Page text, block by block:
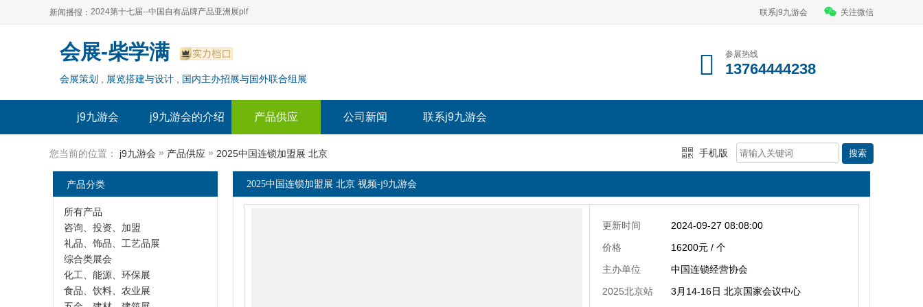
新闻播报：
2024上海自有品牌展--百货展|食品展 零售展|oem展
2024全球自有--品牌产品亚洲展（plf）
2024上海自有品牌展--2024上海oem 贴牌代加工展
2024第十七届--中国自有品牌产品亚洲展plf
2024全球自有--品牌产品亚洲展（plf）
2024年上海--第17届自有品牌展
联系j9九游会 关注微信
会展-柴学满
会展策划 , 展览搭建与设计 , 国内主办招展与国外联合组展
参展热线
13764444238
j9九游会 j9九游会的介绍 产品供应 公司新闻 联系j9九游会
您当前的位置： j9九游会 » 产品供应 » 2025中国连锁加盟展 北京 手机版
2025中国连锁加盟展 北京 视频-j9九游会
更新时间
2024-09-27 08:08:00
价格
16200元 / 个
主办单位
中国连锁经营协会
2025北京站
3月14-16日 北京国家会议中心
产品分类
所有产品
咨询、投资、加盟
礼品、饰品、工艺品展
综合类展会
化工、能源、环保展
食品、饮料、农业展